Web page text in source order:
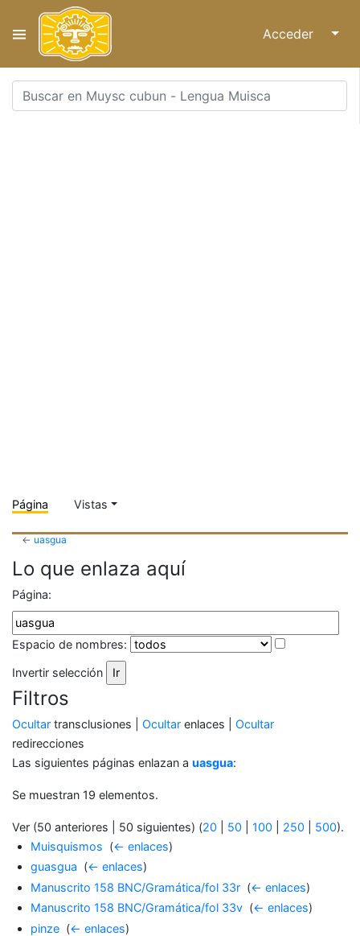
Acceder ↓
Página Vistas
← uasgua
Lo que enlaza aquí
Página:
Espacio de nombres:
Invertir selección
Filtros
Ocultar transclusiones | Ocultar enlaces | Ocultar
redirecciones
Las siguientes páginas enlazan a uasgua:
Se muestran 19 elementos.
Ver (50 anteriores | 50 siguientes) (20 50 100 250 500).
Muisquismos (← enlaces)
guasgua (← enlaces)
Manuscrito 158 BNC/Gramática/fol 33r (← enlaces)
Manuscrito 158 BNC/Gramática/fol 33v (← enlaces)
pinze (← enlaces)